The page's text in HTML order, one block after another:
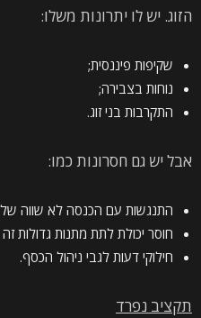
הזוג. יש לו יתרונות משלו:
שקיפות פיננסית;
נוחות בצבירה;
התקרבות בני זוג.
אבל יש גם חסרונות כמו:
התנגשות עם הכנסה לא שווה של
חוסר יכולת לתת מתנות גדולות
חילוקי דעות לגבי ניהול הכסף.
תקציב נפרד